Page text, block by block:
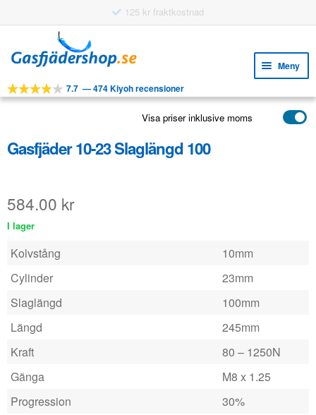
125 kr fraktkostnad
till
navigering
till
innehåll
Meny
VERKTYG
APPLIKATIONER
VANLIGA FRÅGOR
7.7 —474 Kiyoh recensioner
Visa priser inklusive moms
Gasfjäder 10-23 Slaglängd 100
584.00 kr
I lager
Kolvstång
10mm
Cylinder
23mm
Slaglängd
100mm
Längd
245mm
Kraft
80 – 1250N
Gänga
M8 x 1.25
Progression
30%